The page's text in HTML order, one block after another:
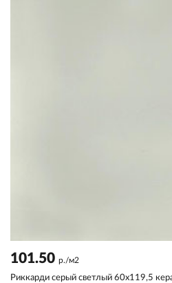
101.50 р./м2
Риккарди серый светлый 60x119,5